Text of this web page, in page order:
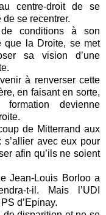
centre-droit de se
se recentrer.
conditions à son
que la Droite, se met
sa vision d’une
à renverser cette
en faisant en sorte,
devienne
de Mitterrand aux
avec eux pour
afin qu’ils ne soient
Jean-Louis Borloo a
t-il. Mais l’UDI
d’Epinay.